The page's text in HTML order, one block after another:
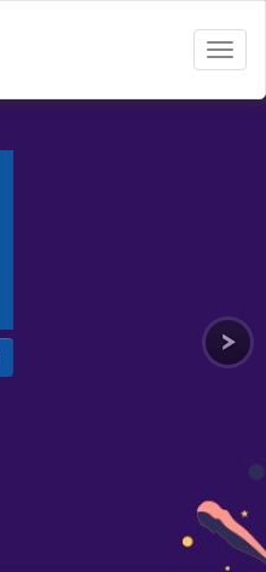
Abrir
/
Cerrar